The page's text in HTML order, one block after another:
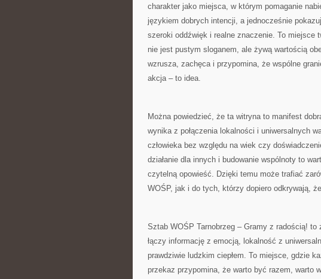
charakter jako miejsca, w którym pomaganie
językiem dobrych intencji, a jednocześnie
szeroki oddźwięk i realne znaczenie. To miejsce
nie jest pustym sloganem, ale żywą wartością
wzrusza, zachęca i przypomina, że wspólne
akcja – to idea.
Można powiedzieć, że ta witryna to manifest
wynika z połączenia lokalności i uniwersalnych
człowieka bez względu na wiek czy
działanie dla innych i budowanie wspólnoty to
czytelną opowieść. Dzięki temu może trafiać
WOŚP, jak i do tych, którzy dopiero odkrywają,
Sztab WOŚP Tarnobrzeg – Gramy z radością!
łączy informację z emocją, lokalność z
prawdziwie ludzkim ciepłem. To miejsce, gdzie
przekaz przypomina, że warto być razem, warto